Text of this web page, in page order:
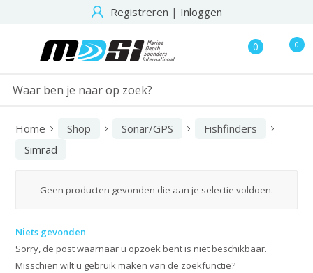
Registreren | Inloggen
0 0
Home Shop Sonar/GPS
Fishfinders
Simrad
Geen producten gevonden die aan je selectie voldoen.
Niets gevonden
Sorry, de post waarnaar u opzoek bent is niet beschikbaar.
Misschien wilt u gebruik maken van de zoekfunctie?